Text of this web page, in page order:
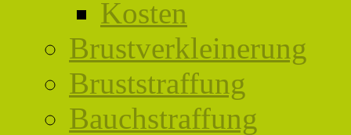
Kosten
Brustverkleinerung
Bruststraffung
Bauchstraffung